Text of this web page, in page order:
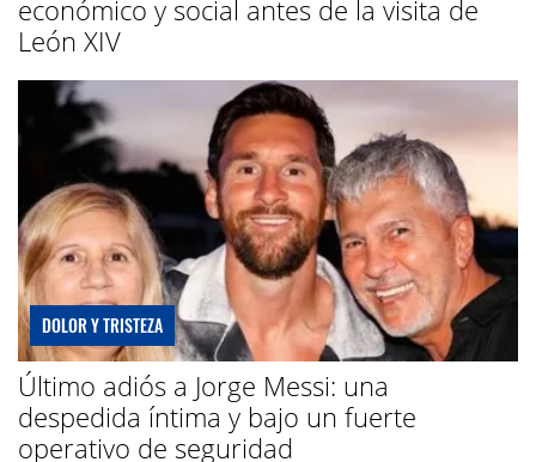
económico y social antes de la visita de
León XIV
DOLOR Y TRISTEZA
Último adiós a Jorge Messi: una
despedida íntima y bajo un fuerte
operativo de seguridad